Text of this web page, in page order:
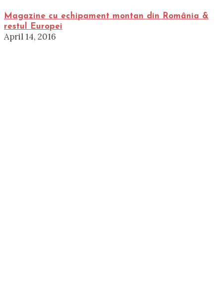
Magazine cu echipament montan din România &
restul Europei
April 14, 2016